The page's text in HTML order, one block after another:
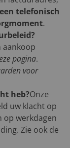
telefonisch
.
aankoop
pagina.
voor
heb?Onze
uw klacht op
op werkdagen
Zie ook de